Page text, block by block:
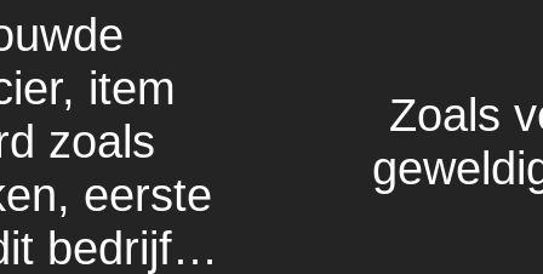
leverancier, item
geleverd zoals
afgesproken, eerste
keer met dit bedrijf te